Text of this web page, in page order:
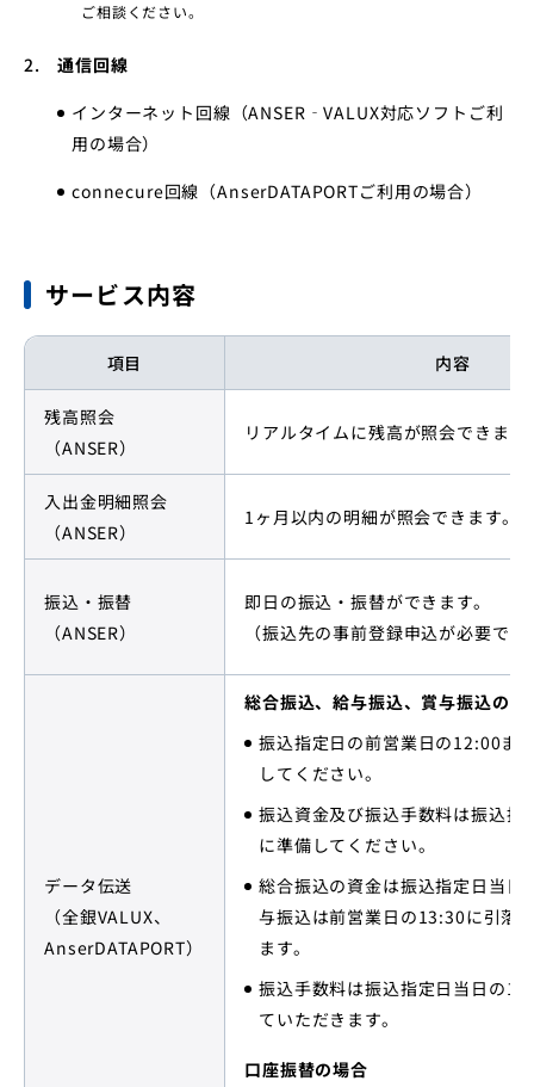
ご相談ください。
2.
通信回線
インターネット回線（ANSER‐VALUX対応ソフトご利
用の場合）
connecure回線（AnserDATAPORTご利用の場合）
サービス内容
項目 内容
残高照会
（ANSER）
リアルタイムに残高が照会できます
入出金明細照会
（ANSER）
1ヶ月以内の明細が照会できます。
振込・振替
（ANSER）
即日の振込・振替ができます。
（振込先の事前登録申込が必要です
データ伝送
（全銀VALUX、
AnserDATAPORT）
総合振込、給与振込、賞与振込の場
振込指定日の前営業日の12:00ま
してください。
振込資金及び振込手数料は振込指
に準備してください。
総合振込の資金は振込指定日当日
与振込は前営業日の13:30に引落
ます。
振込手数料は振込指定日当日の
ていただきます。
口座振替の場合